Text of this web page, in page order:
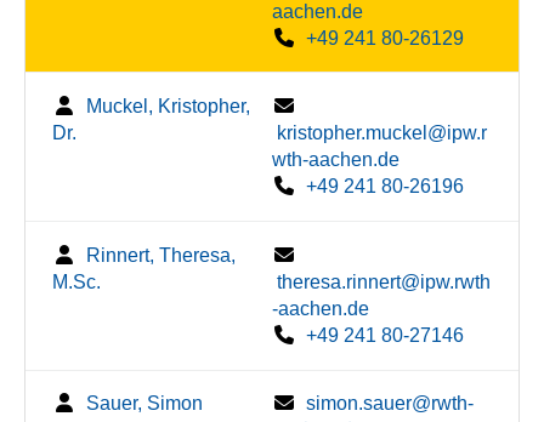
aachen.de
+49 241 80-26129
Muckel, Kristopher,
Dr.
kristopher.muckel@ipw.r
wth-aachen.de
+49 241 80-26196
Rinnert, Theresa,
M.Sc.
theresa.rinnert@ipw.rwth
-aachen.de
+49 241 80-27146
Sauer, Simon
simon.sauer@rwth-